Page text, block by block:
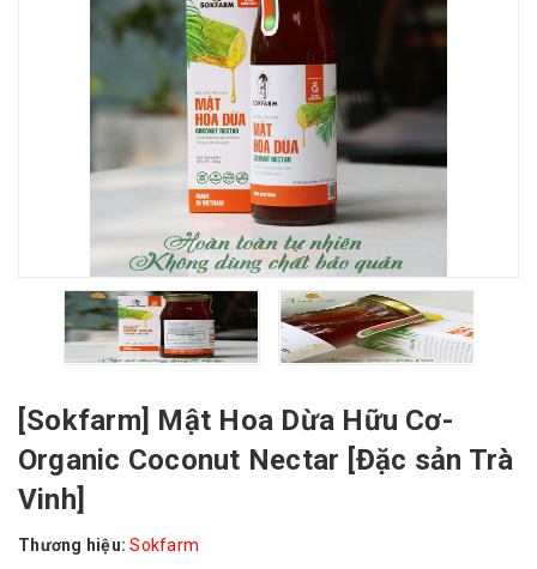
[Sokfarm] Mật Hoa Dừa Hữu Cơ-
Organic Coconut Nectar [Đặc sản Trà
Vinh]
Thương hiệu: Sokfarm